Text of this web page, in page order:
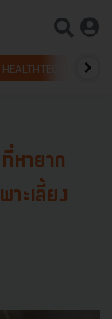
HEALTHTECH
หายาก
าะเลี้ยง